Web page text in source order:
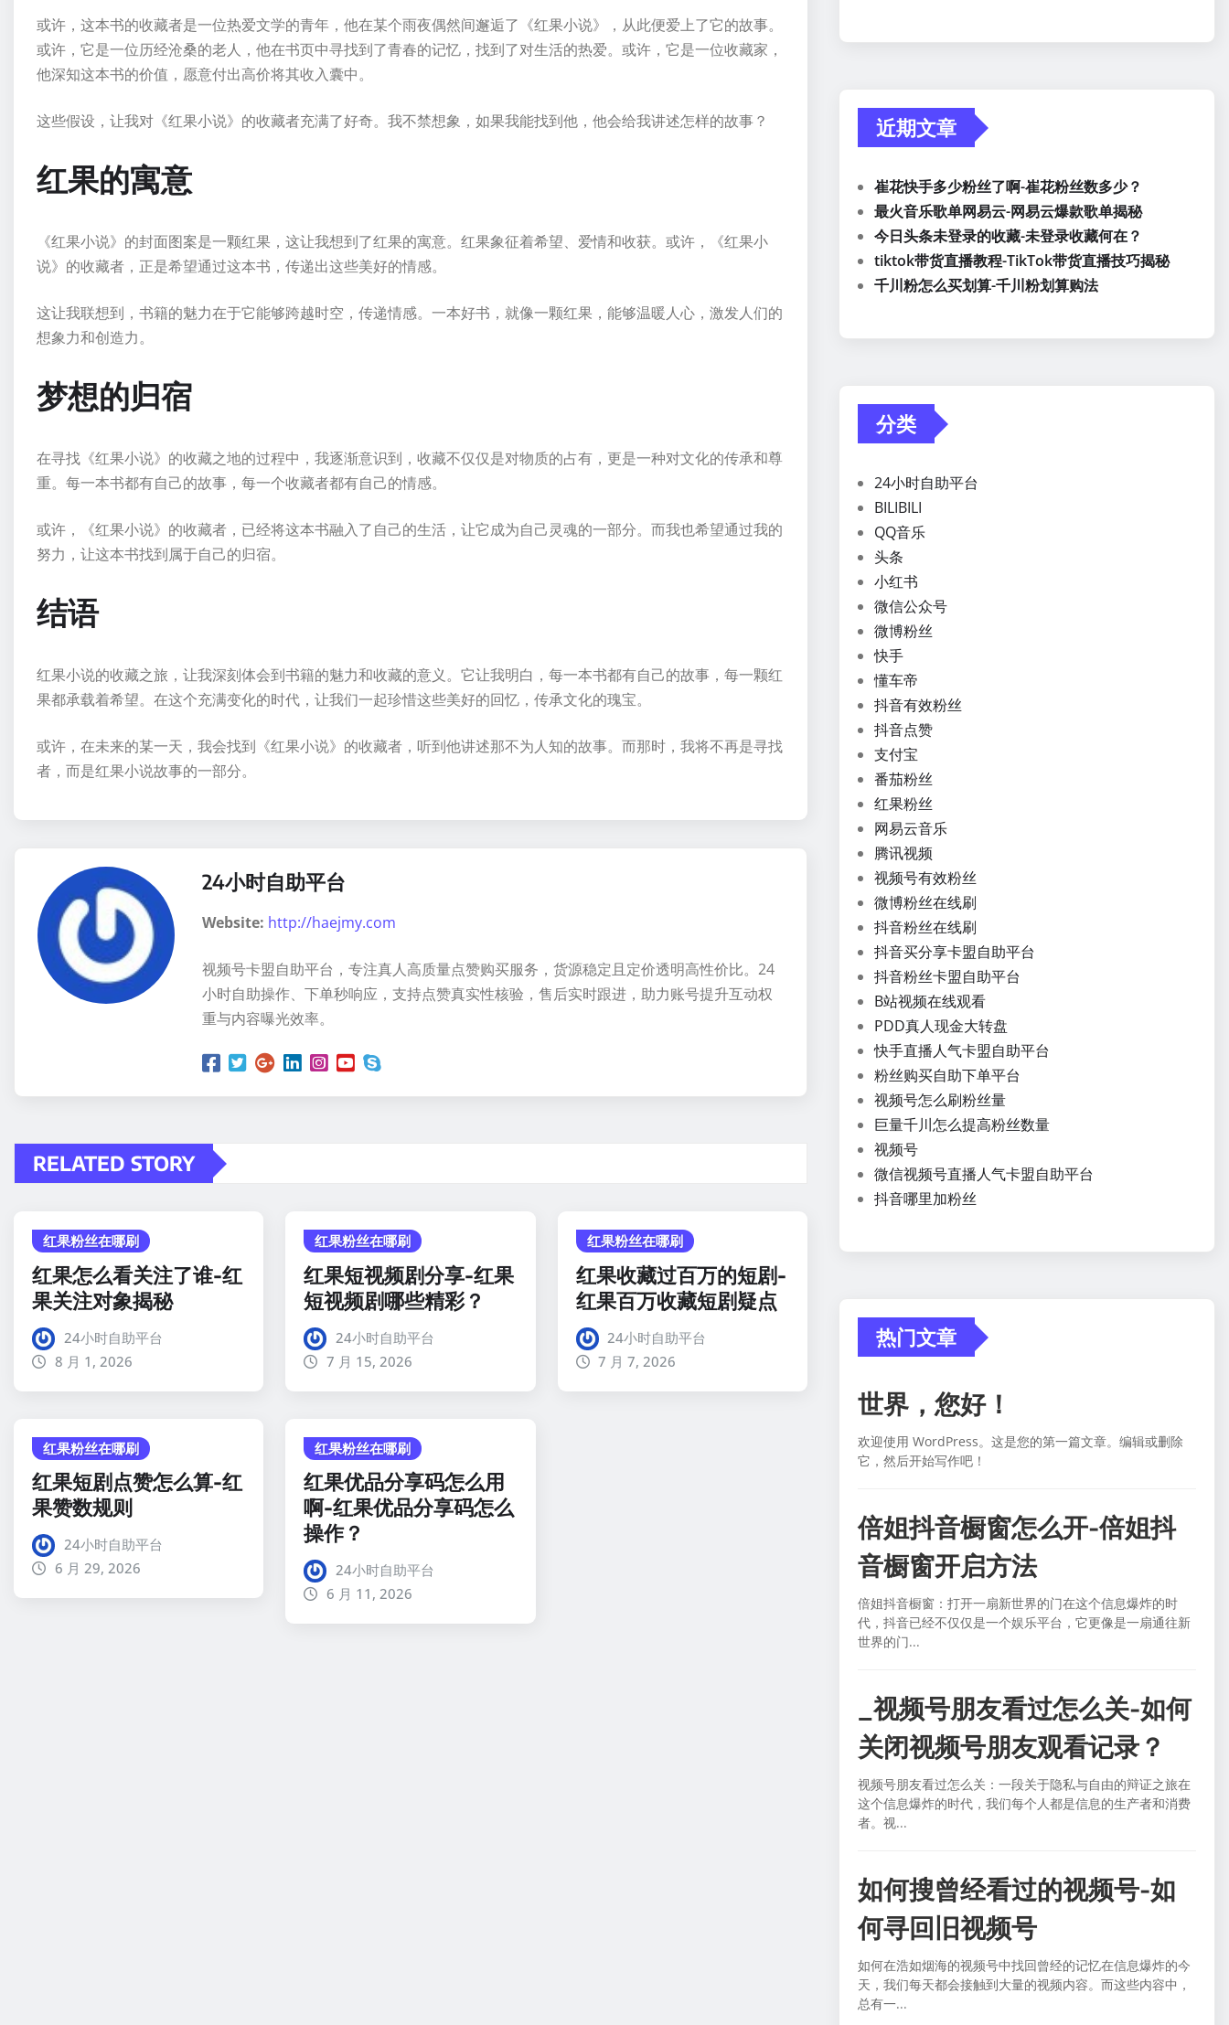
或许，这本书的收藏者是一位热爱文学的青年，他在某个雨夜偶然间邂逅了《红果小说》，从此便爱上了它的故事。
或许，它是一位历经沧桑的老人，他在书页中寻找到了青春的记忆，找到了对生活的热爱。或许，它是一位收藏家，
他深知这本书的价值，愿意付出高价将其收入囊中。
这些假设，让我对《红果小说》的收藏者充满了好奇。我不禁想象，如果我能找到他，他会给我讲述怎样的故事？
红果的寓意
《红果小说》的封面图案是一颗红果，这让我想到了红果的寓意。红果象征着希望、爱情和收获。或许，《红果小
说》的收藏者，正是希望通过这本书，传递出这些美好的情感。
这让我联想到，书籍的魅力在于它能够跨越时空，传递情感。一本好书，就像一颗红果，能够温暖人心，激发人们的
想象力和创造力。
梦想的归宿
在寻找《红果小说》的收藏之地的过程中，我逐渐意识到，收藏不仅仅是对物质的占有，更是一种对文化的传承和尊
重。每一本书都有自己的故事，每一个收藏者都有自己的情感。
或许，《红果小说》的收藏者，已经将这本书融入了自己的生活，让它成为自己灵魂的一部分。而我也希望通过我的
努力，让这本书找到属于自己的归宿。
结语
红果小说的收藏之旅，让我深刻体会到书籍的魅力和收藏的意义。它让我明白，每一本书都有自己的故事，每一颗红
果都承载着希望。在这个充满变化的时代，让我们一起珍惜这些美好的回忆，传承文化的瑰宝。
或许，在未来的某一天，我会找到《红果小说》的收藏者，听到他讲述那不为人知的故事。而那时，我将不再是寻找
者，而是红果小说故事的一部分。
24小时自助平台
Website: http://haejmy.com
视频号卡盟自助平台，专注真人高质量点赞购买服务，货源稳定且定价透明高性价比。24
小时自助操作、下单秒响应，支持点赞真实性核验，售后实时跟进，助力账号提升互动权
重与内容曝光效率。
RELATED STORY
红果粉丝在哪刷
红果怎么看关注了谁-红
果关注对象揭秘
24小时自助平台
8 月 1, 2026
红果粉丝在哪刷
红果短视频剧分享-红果
短视频剧哪些精彩？
24小时自助平台
7 月 15, 2026
红果粉丝在哪刷
红果收藏过百万的短剧-
红果百万收藏短剧疑点
24小时自助平台
7 月 7, 2026
红果粉丝在哪刷
红果短剧点赞怎么算-红
果赞数规则
24小时自助平台
6 月 29, 2026
红果粉丝在哪刷
红果优品分享码怎么用
啊-红果优品分享码怎么
操作？
24小时自助平台
6 月 11, 2026
近期文章
崔花快手多少粉丝了啊-崔花粉丝数多少？
最火音乐歌单网易云-网易云爆款歌单揭秘
今日头条未登录的收藏-未登录收藏何在？
tiktok带货直播教程-TikTok带货直播技巧揭秘
千川粉怎么买划算-千川粉划算购法
分类
24小时自助平台
BILIBILI
QQ音乐
头条
小红书
微信公众号
微博粉丝
快手
懂车帝
抖音有效粉丝
抖音点赞
支付宝
番茄粉丝
红果粉丝
网易云音乐
腾讯视频
视频号有效粉丝
微博粉丝在线刷
抖音粉丝在线刷
抖音买分享卡盟自助平台
抖音粉丝卡盟自助平台
B站视频在线观看
PDD真人现金大转盘
快手直播人气卡盟自助平台
粉丝购买自助下单平台
视频号怎么刷粉丝量
巨量千川怎么提高粉丝数量
视频号
微信视频号直播人气卡盟自助平台
抖音哪里加粉丝
热门文章
世界，您好！
欢迎使用 WordPress。这是您的第一篇文章。编辑或删除
它，然后开始写作吧！
倍姐抖音橱窗怎么开-倍姐抖
音橱窗开启方法
倍姐抖音橱窗：打开一扇新世界的门在这个信息爆炸的时
代，抖音已经不仅仅是一个娱乐平台，它更像是一扇通往新
世界的门...
_视频号朋友看过怎么关-如何
关闭视频号朋友观看记录？
视频号朋友看过怎么关：一段关于隐私与自由的辩证之旅在
这个信息爆炸的时代，我们每个人都是信息的生产者和消费
者。视...
如何搜曾经看过的视频号-如
何寻回旧视频号
如何在浩如烟海的视频号中找回曾经的记忆在信息爆炸的今
天，我们每天都会接触到大量的视频内容。而这些内容中，
总有一...